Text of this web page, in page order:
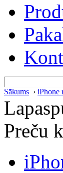
Sākums › iPhone
Preču